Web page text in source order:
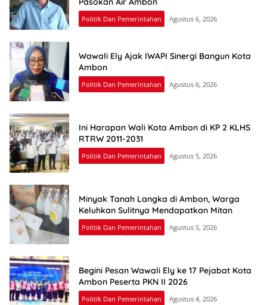
Politik Dan Pemerintahan Agustus 6, 2026
Wawali Ely Ajak IWAPI Sinergi Bangun Kota
Ambon
Politik Dan Pemerintahan Agustus 6, 2026
Ini Harapan Wali Kota Ambon di KP 2 KLHS
RTRW 2011-2031
Politik Dan Pemerintahan Agustus 5, 2026
Minyak Tanah Langka di Ambon, Warga
Keluhkan Sulitnya Mendapatkan Mitan
Politik Dan Pemerintahan Agustus 5, 2026
Begini Pesan Wawali Ely ke 17 Pejabat Kota
Ambon Peserta PKN II 2026
Politik Dan Pemerintahan Agustus 4, 2026